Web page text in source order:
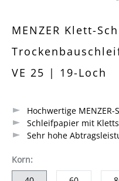
MENZER Klett-
VE 25 | 19-Loch
Hochwertige
Schleifpapier mit
Sehr hohe
Kornauswählen
: